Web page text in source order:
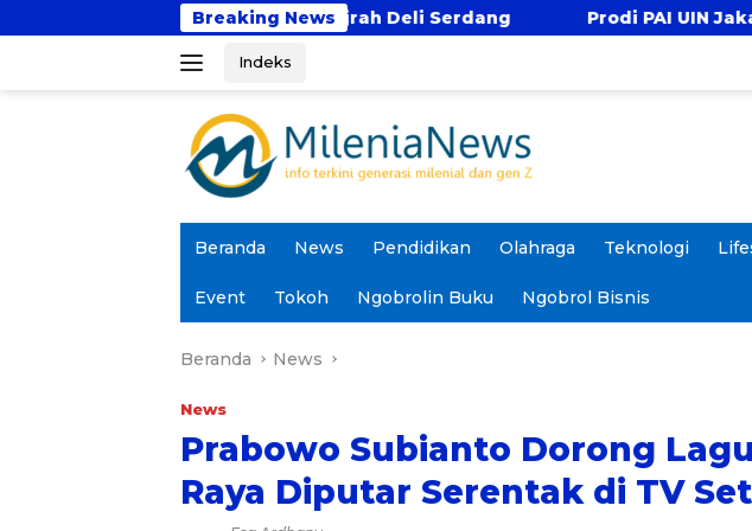
ke
Breaking News
Darul Hijrah Deli Serdang Prodi PAI UIN Jakarta Genjot Riset
Indeks
Beranda News Pendidikan Olahraga Teknologi
Event Tokoh Ngobrolin Buku Ngobrol Bisnis
Beranda News
News
Prabowo Subianto Dorong
Raya Diputar Serentak di TV